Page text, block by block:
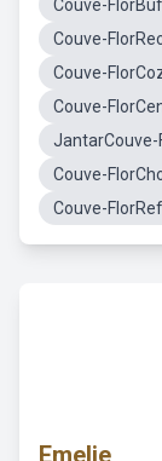
Couve-
Couve-
Couve-
Couve-
JantarCouve-
Couve-
Couve-
Emelie